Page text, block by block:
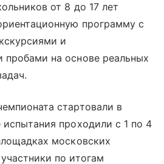
от 8 до 17 лет
программу с
и
пробами на основе реальных
стартовали в
проходили с 1 по 4
московских
по итогам